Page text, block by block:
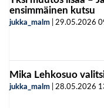
ensimmäinen kutsu
jukka_malm 29.05.2026
Mika Lehkosuo
jukka_malm 28.05.2026